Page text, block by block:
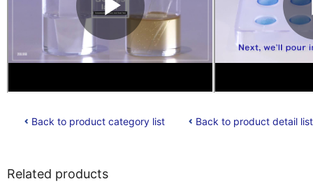
Back to product category list Back to product detail list
Related products